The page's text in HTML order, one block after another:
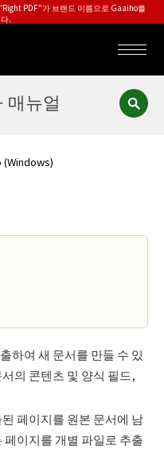
PDF"가 브랜드 이름으로 Gaaiho를
.
매뉴얼
(Windows)
하여 새 문서를 만들 수 있
의 콘텐츠 및 양식 필드,
페이지를 원본 문서에 남
이지를 개별 파일로 추출